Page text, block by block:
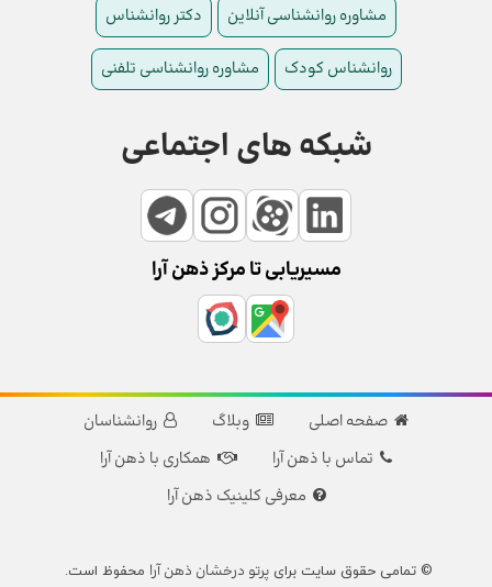
مشاوره روانشناسی آنلاین دکتر روانشناس
روانشناس کودک مشاوره روانشناسی تلفنی
شبکه های اجتماعی
مسیریابی تا مرکز ذهن آرا
صفحه اصلی وبلاگ
روانشناسان
تماس با ذهن آرا
همکاری با ذهن آرا
معرفی کلینیک ذهن آرا
© تمامی حقوق سایت برایپرتو درخشان ذهن آرا محفوظ است.